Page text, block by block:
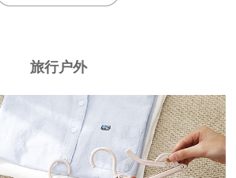
旅行户外